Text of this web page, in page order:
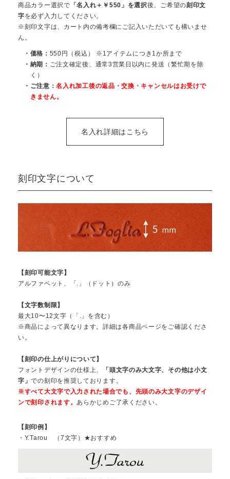
商品カラー選択で 「名入れ＋￥550」を選択後、ご希望の刻印文
字を必ず入力してください。
※刻印文字は、カート内の備考欄にご記入いただいても構いませ
ん。
・価格： 550円（税込） ※1アイテムにつき1か所まで
・納期： ご注文確定後、通常3営業日以内に発送（繁忙期を除
く）
・ご注意：名入れ加工後の返品・交換・キャンセルはお受けで
きません。
名入れ詳細はこちら
刻印文字について
【刻印可能文字】
アルファベット、「.」（ドット）のみ
【文字数制限】
最大10〜12文字（「.」を含む）
※商品によって異なります。詳細は各商品ページをご確認くださ
い。
【刻印の仕上がりについて】
フォントデザインの仕様上、
「頭文字のみ大文字、その他は小文
字」での刻印を推奨しております。
※すべて大文字で入力された場合でも、先頭のみ大文字のデザイ
ンで刻印されます。あらかじめご了承ください。
【刻印例】
・Y.Tarou （7文字）★おすすめ